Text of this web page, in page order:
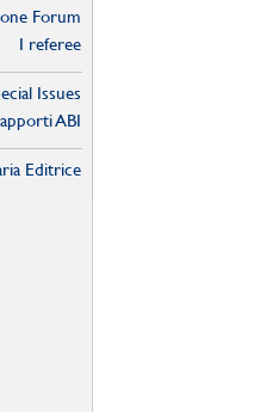
Forum
I referee
Issues
ABI
Editrice